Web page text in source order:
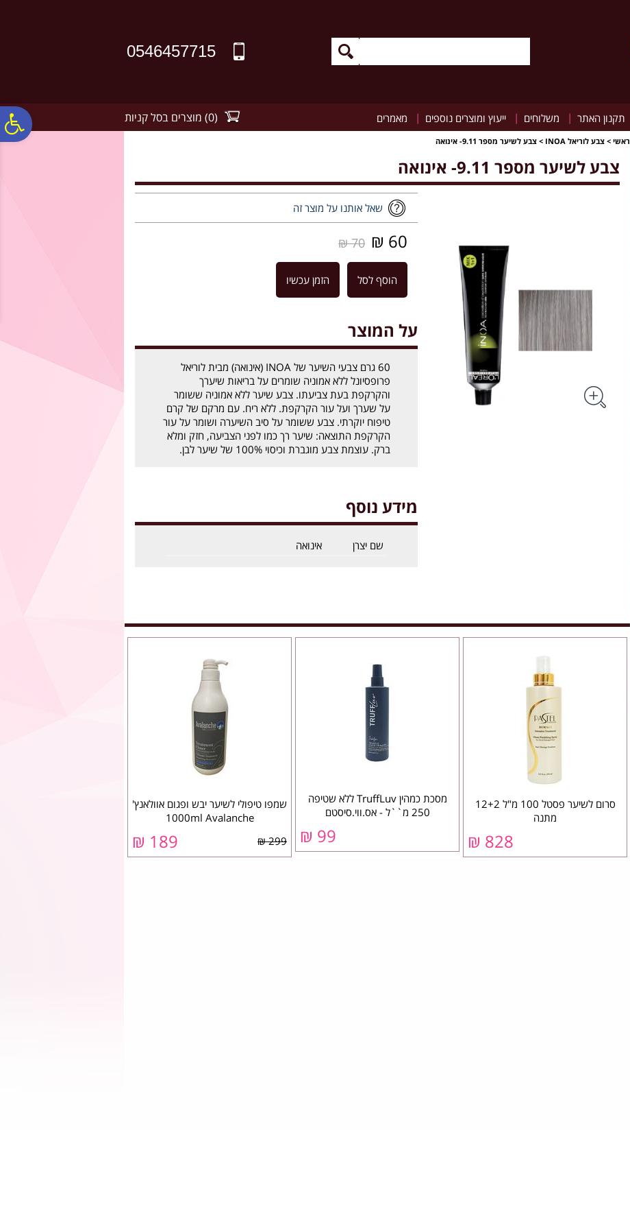
0546457715
תקנון האתר | משלוחים | ייעוץ ומוצרים נוספים | מאמרים (
0
) מוצרים בסל קניות
ראשי > צבע לוריאל INOA > צבע לשיער מספר 9.11- אינואה
צבע לשיער מספר 9.11- אינואה
שאל אותנו על מוצר זה
60 ₪
70 ₪
הוסף לסל הזמן עכשיו
על המוצר
60 גרם צבעי השיער של INOA (אינואה) מבית לוריאל
פרופסיונל ללא אמוניה שומרים על בריאות שיערך
והקרקפת בעת צביעתו. צבע שיער ללא אמוניה ששומר
על שערך ועל עור הקרקפת. ללא ריח. עם מרקם של קרם
טיפוח יוקרתי. צבע ששומר על סיב השיערה ושומר על עור
הקרקפת התוצאה: שיער רך כמו לפני הצביעה, חזק ומלא
ברק. עוצמת צבע מוגברת וכיסוי 100% של שיער לבן.
מידע נוסף
שם יצרן אינואה
סרום לשיער פסטל 100 מ"ל 12+2
מתנה
828 ₪
מסכת כמהין TruffLuv ללא שטיפה
250 מ``ל - אס.ווי.סיסטם
99 ₪
שמפו טיפולי לשיער יבש ופגום אוולאנץ'
1000ml Avalanche
299 ₪
189 ₪